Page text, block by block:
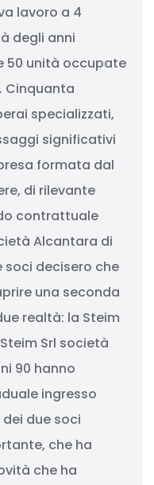
lavoro a 4
degli anni
50 unità occupate
Cinquanta
specializzati,
significativi
formata dal
di rilevante
contrattuale
Alcantara di
soci decisero che
una seconda
realtà: la Steim
Srl società
90 hanno
ingresso
dei due soci
che ha
che ha